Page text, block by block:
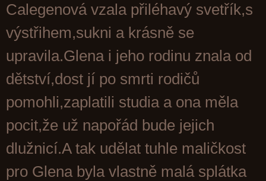
Calegenová vzala přiléhavý svetřík,s
výstřihem,sukni a krásně se
upravila.Glena i jeho rodinu znala od
dětství,dost jí po smrti rodičů
pomohli,zaplatili studia a ona měla
pocit,že už napořád bude jejich
dlužnicí.A tak udělat tuhle maličkost
pro Glena byla vlastně malá splátka